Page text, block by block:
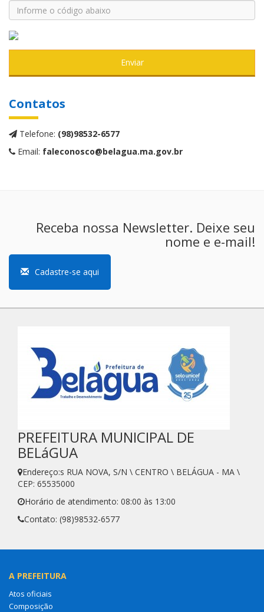
Enviar
Contatos
Telefone: (98)98532-6577
Email: faleconosco@belagua.ma.gov.br
Receba nossa Newsletter. Deixe seu
nome e e-mail!
Cadastre-se aqui
PREFEITURA MUNICIPAL DE
BELáGUA
Endereço:s RUA NOVA, S/N \ CENTRO \ BELÁGUA - MA \
CEP: 65535000
Horário de atendimento: 08:00 às 13:00
Contato: (98)98532-6577
A PREFEITURA
Atos oficiais
Composição